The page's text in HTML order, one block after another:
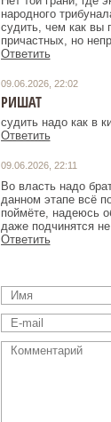
народного
судить, чем как вы
причастных, но
Ответить
09.06.2026, 22:02
РИШАТ
судить надо как в
Ответить
09.06.2026, 22:11
Во власть надо
данном этапе всё
поймёте, надеюсь
даже подчинятся
Ответить